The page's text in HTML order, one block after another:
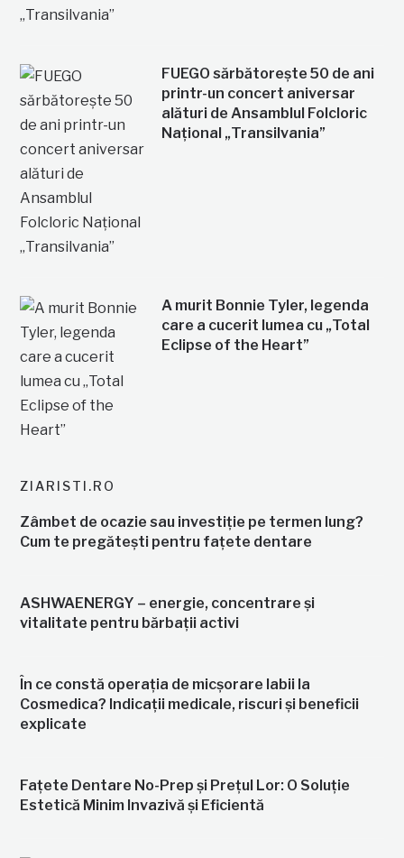
FUEGO sărbătorește 50 de ani
printr-un concert aniversar
alături de Ansamblul Folcloric
Național „Transilvania”
A murit Bonnie Tyler, legenda
care a cucerit lumea cu „Total
Eclipse of the Heart”
ZIARISTI.RO
Zâmbet de ocazie sau investiție pe termen lung?
Cum te pregătești pentru fațete dentare
ASHWAENERGY – energie, concentrare și
vitalitate pentru bărbații activi
În ce constă operația de micșorare labii la
Cosmedica? Indicații medicale, riscuri și beneficii
explicate
Fațete Dentare No-Prep și Prețul Lor: O Soluție
Estetică Minim Invazivă și Eficientă